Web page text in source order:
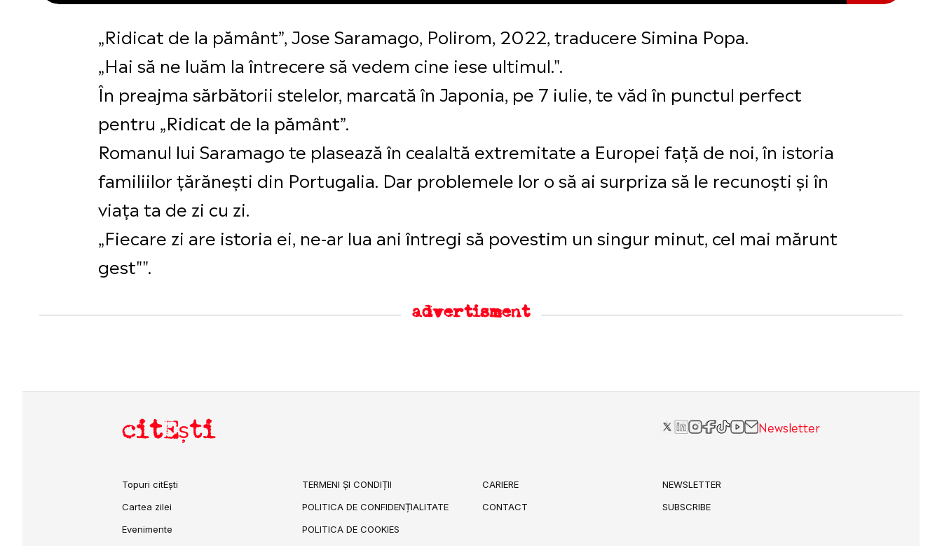
„Ridicat de la pământ”, Jose Saramago, Polirom, 2022, traducere Simina Popa.
„Hai să ne luăm la întrecere să vedem cine iese ultimul.".
În preajma sărbătorii stelelor, marcată în Japonia, pe 7 iulie, te văd în punctul perfect
pentru „Ridicat de la pământ”.
Romanul lui Saramago te plasează în cealaltă extremitate a Europei față de noi, în istoria
familiilor țărănești din Portugalia. Dar problemele lor o să ai surpriza să le recunoști și în
viața ta de zi cu zi.
„Fiecare zi are istoria ei, ne-ar lua ani întregi să povestim un singur minut, cel mai mărunt
gest"".
advertisment
citEști Newsletter
Topuri citEști
Cartea zilei
Evenimente
TERMENI ȘI CONDIȚII
POLITICA DE CONFIDENȚIALITATE
POLITICA DE COOKIES
CARIERE
CONTACT
NEWSLETTER
SUBSCRIBE